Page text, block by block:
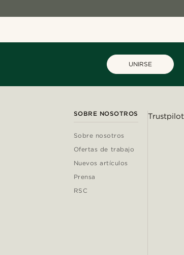
UNIRSE
SOBRE NOSOTROS
Sobre nosotros
Ofertas de trabajo
Nuevos artículos
Prensa
RSC
Trustpilot